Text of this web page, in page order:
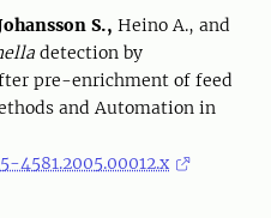
S., Heino A., and
detection by
pre-enrichment of feed
and Automation in
4581.2005.00012.x